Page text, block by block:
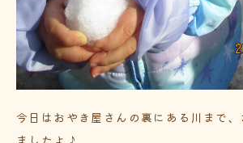
今日はおやき屋さんの裏にある川まで
ましたよ♪